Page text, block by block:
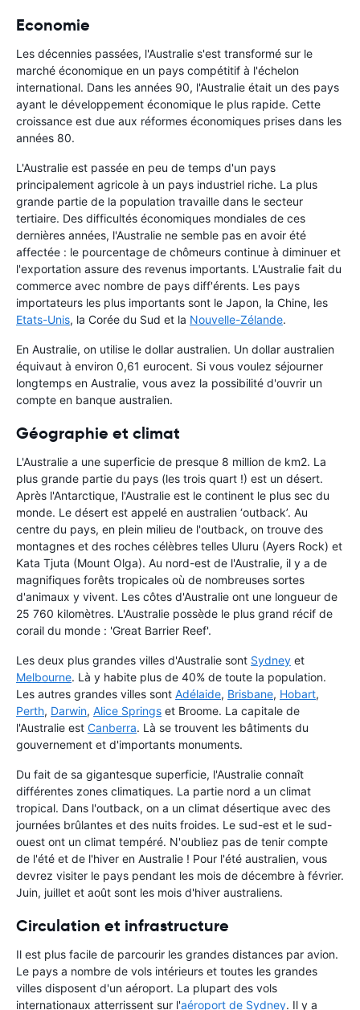
Economie
Les décennies passées, l'Australie s'est transformé sur le
marché économique en un pays compétitif à l'échelon
international. Dans les années 90, l'Australie était un des pays
ayant le développement économique le plus rapide. Cette
croissance est due aux réformes économiques prises dans les
années 80.
L'Australie est passée en peu de temps d'un pays
principalement agricole à un pays industriel riche. La plus
grande partie de la population travaille dans le secteur
tertiaire. Des difficultés économiques mondiales de ces
dernières années, l'Australie ne semble pas en avoir été
affectée : le pourcentage de chômeurs continue à diminuer et
l'exportation assure des revenus importants. L'Australie fait du
commerce avec nombre de pays diff'érents. Les pays
importateurs les plus importants sont le Japon, la Chine, les
Etats-Unis, la Corée du Sud et la Nouvelle-Zélande.
En Australie, on utilise le dollar australien. Un dollar australien
équivaut à environ 0,61 eurocent. Si vous voulez séjourner
longtemps en Australie, vous avez la possibilité d'ouvrir un
compte en banque australien.
Géographie et climat
L'Australie a une superficie de presque 8 million de km2. La
plus grande partie du pays (les trois quart !) est un désert.
Après l'Antarctique, l'Australie est le continent le plus sec du
monde. Le désert est appelé en australien ‘outback’. Au
centre du pays, en plein milieu de l'outback, on trouve des
montagnes et des roches célèbres telles Uluru (Ayers Rock) et
Kata Tjuta (Mount Olga). Au nord-est de l'Australie, il y a de
magnifiques forêts tropicales où de nombreuses sortes
d'animaux y vivent. Les côtes d'Australie ont une longueur de
25 760 kilomètres. L'Australie possède le plus grand récif de
corail du monde : 'Great Barrier Reef'.
Les deux plus grandes villes d'Australie sont Sydney et
Melbourne. Là y habite plus de 40% de toute la population.
Les autres grandes villes sont Adélaide, Brisbane, Hobart,
Perth, Darwin, Alice Springs et Broome. La capitale de
l'Australie est Canberra. Là se trouvent les bâtiments du
gouvernement et d'importants monuments.
Du fait de sa gigantesque superficie, l'Australie connaît
différentes zones climatiques. La partie nord a un climat
tropical. Dans l'outback, on a un climat désertique avec des
journées brûlantes et des nuits froides. Le sud-est et le sud-
ouest ont un climat tempéré. N'oubliez pas de tenir compte
de l'été et de l'hiver en Australie ! Pour l'été australien, vous
devrez visiter le pays pendant les mois de décembre à février.
Juin, juillet et août sont les mois d'hiver australiens.
Circulation et infrastructure
Il est plus facile de parcourir les grandes distances par avion.
Le pays a nombre de vols intérieurs et toutes les grandes
villes disposent d'un aéroport. La plupart des vols
internationaux atterrissent sur l'aéroport de Sydney. Il y a